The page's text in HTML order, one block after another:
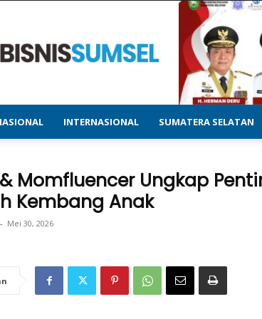
–
Menyajikan
&
Terupdate
INTERNASIONAL SUMATERA SELATAN
Momfluencer Ungkap
Kembang Anak
- Mei 30, 2026